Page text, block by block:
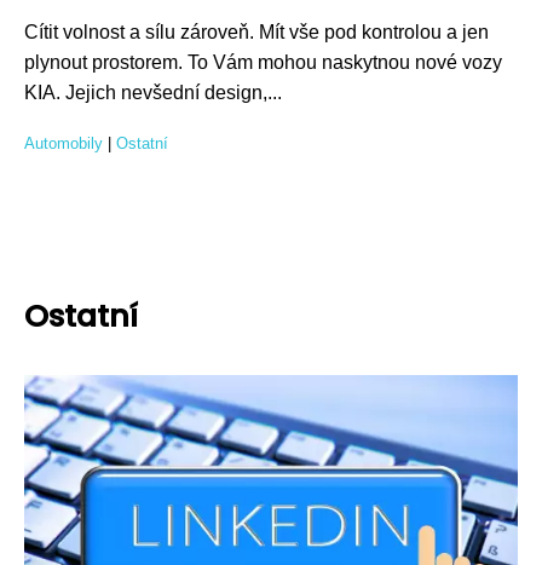
Cítit volnost a sílu zároveň. Mít vše pod kontrolou a jen
plynout prostorem. To Vám mohou naskytnou nové vozy
KIA. Jejich nevšední design,...
Automobily Ostatní
Ostatní